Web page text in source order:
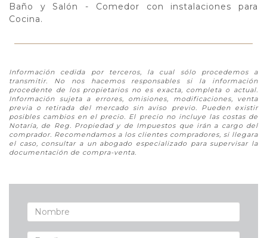
Baño y Salón - Comedor con instalaciones para
Cocina.
Información cedida por terceros, la cual sólo procedemos a
transmitir. No nos hacemos responsables si la información
procedente de los propietarios no es exacta, completa o actual.
Información sujeta a errores, omisiones, modificaciones, venta
previa o retirada del mercado sin aviso previo. Pueden existir
posibles cambios en el precio. El precio no incluye las costas de
Notaría, de Reg. Propiedad y de Impuestos que irán a cargo del
comprador. Recomendamos a los clientes compradores, si llegara
el caso, consultar a un abogado especializado para supervisar la
documentación de compra-venta.